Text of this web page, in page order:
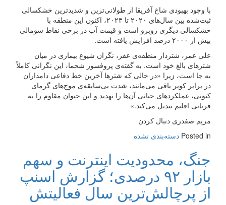
با وجود بهبودی شاخ آفریقا از طولانی‌ترین و شدیدترین خشکسالی
ثبت‌شده بین سال‌های ۲۰۲۰ تا ۲۰۲۳، اکنون این منطقه با
خشکسالی دیگری روبرو است و قیمت آب در برخی نقاط سومالی
بیش از ۲۰۰۰ درصد افزایش یافته است.
علی عمر، شتردار منطقه‌ی عفر، نگران شیوع بیماری در میان
شترهای بالغ خود است. به گفته‌ی پروفسور شحما، این نگرانی کاملاً
به جا است، زیرا «در حالی که شترها آخرین خط دفاعی دامداران
در برابر کویر باقی می‌مانند، شدت بی‌سابقه‌ی موج‌های گرمای
کنونی، عملکردهای حیاتی آن‌ها را تهدید و این حیوان مقاوم را به
قربانی اقلیم تبدیل می‌کند.»
مریم صفدری دنبال کردن
Posted in دسته‌بندی نشده
جنگ، محدودیت اینترنت و سهم
بازار ۹۲ درصدی؛ گزارش اسنپ
از پرچالش‌ترین سال فعالیتش